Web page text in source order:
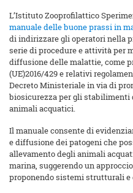
L’Istituto Zooprofilattico
manuale delle buone prassi in
di indirizzare gli operatori nella
serie di procedure e attività per
diffusione delle malattie, come
(UE)2016/429 e relativi
Decreto Ministeriale in via di
biosicurezza per gli stabilimenti
animali acquatici.
Il manuale consente di
e diffusione dei patogeni che
allevamento degli animali
marina, suggerendo un
proponendo sistemi strutturali e